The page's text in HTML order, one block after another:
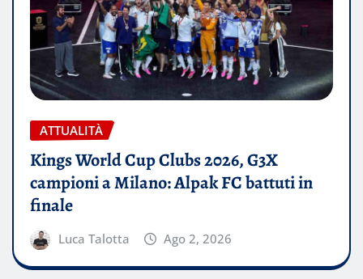
ATTUALITÀ
Kings World Cup Clubs 2026, G3X
campioni a Milano: Alpak FC battuti in
finale
Luca Talotta Ago 2, 2026